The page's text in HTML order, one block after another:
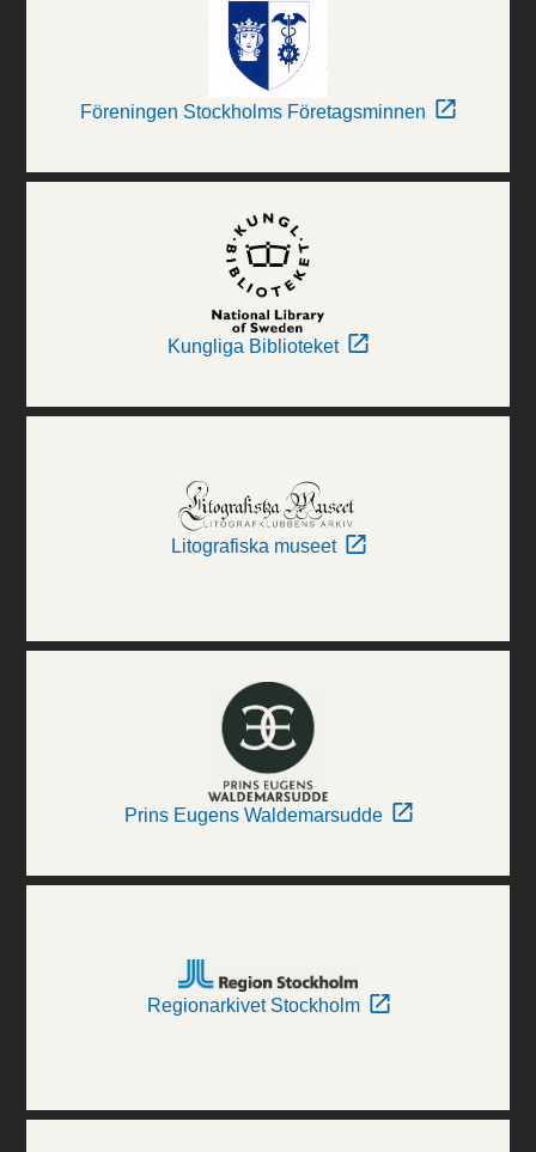
Föreningen Stockholms Företagsminnen
Kungliga Biblioteket
Litografiska museet
Prins Eugens Waldemarsudde
Regionarkivet Stockholm